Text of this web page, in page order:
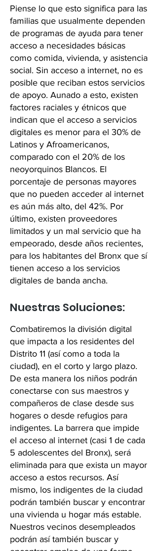
Piense lo que esto significa para las
familias que usualmente dependen
de programas de ayuda para tener
acceso a necesidades básicas
como comida, vivienda, y asistencia
social. Sin acceso a internet, no es
posible que reciban estos servicios
de apoyo. Aunado a esto, existen
factores raciales y étnicos que
indican que el acceso a servicios
digitales es menor para el 30% de
Latinos y Afroamericanos,
comparado con el 20% de los
neoyorquinos Blancos. El
porcentaje de personas mayores
que no pueden acceder al internet
es aún más alto, del 42%. Por
último, existen proveedores
limitados y un mal servicio que ha
empeorado, desde años recientes,
para los habitantes del Bronx que sí
tienen acceso a los servicios
digitales de banda ancha.
Nuestras Soluciones:
Combatiremos la división digital
que impacta a los residentes del
Distrito 11 (así como a toda la
ciudad), en el corto y largo plazo.
De esta manera los niños podrán
conectarse con sus maestros y
compañeros de clase desde sus
hogares o desde refugios para
indigentes. La barrera que impide
el acceso al internet (casi 1 de cada
5 adolescentes del Bronx), será
eliminada para que exista un mayor
acceso a estos recursos. Así
mismo, los indigentes de la ciudad
podrán también buscar y encontrar
una vivienda u hogar más estable.
Nuestros vecinos desempleados
podrán así también buscar y